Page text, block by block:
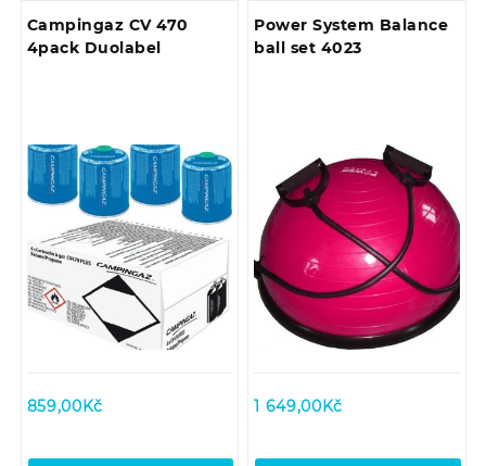
Campingaz CV 470
4pack Duolabel
859,00Kč
Power System Balance
ball set 4023
1 649,00Kč